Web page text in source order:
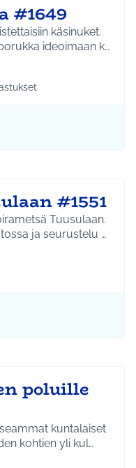
#1649
käsinuket.
ideoimaan k…
Tuusula
mukaan: Liikunta ja
#1551
Tuusulaan.
ja seurustelu …
Tuusula
mukaan: Ympäristö
poluille
kuntalaiset
kohtien yli kul…